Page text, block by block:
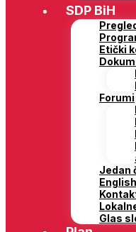
SDP BiH
Etički
Forumi
Jedan
English
Glas